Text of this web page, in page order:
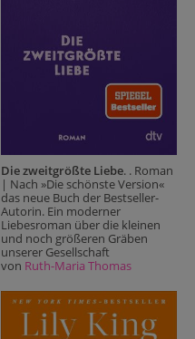
Die zweitgrößte Liebe. . Roman
| Nach »Die schönste Version«
das neue Buch der Bestseller-
Autorin. Ein moderner
Liebesroman über die kleinen
und noch größeren Gräben
unserer Gesellschaft
von Ruth-Maria Thomas